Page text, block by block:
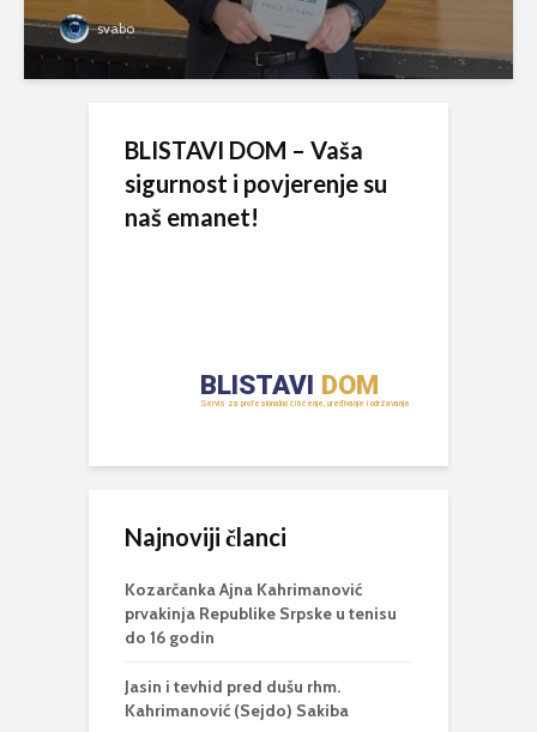
svabo
BLISTAVI DOM – Vaša
sigurnost i povjerenje su
naš emanet!
Najnoviji članci
Kozarčanka Ajna Kahrimanović
prvakinja Republike Srpske u tenisu
do 16 godin
Jasin i tevhid pred dušu rhm.
Kahrimanović (Sejdo) Sakiba